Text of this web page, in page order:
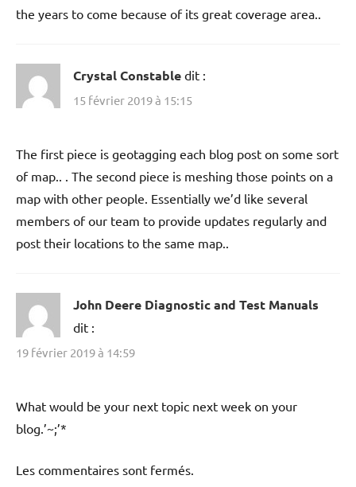
the years to come because of its great coverage area..
Crystal Constable dit :
15 février 2019 à 15:15
The first piece is geotagging each blog post on some sort
of map.. . The second piece is meshing those points on a
map with other people. Essentially we’d like several
members of our team to provide updates regularly and
post their locations to the same map..
John Deere Diagnostic and Test Manuals
dit :
19 février 2019 à 14:59
What would be your next topic next week on your
blog.’~;’*
Les commentaires sont fermés.